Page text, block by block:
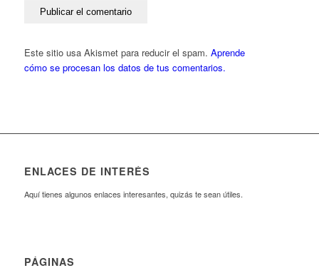
Este sitio usa Akismet para reducir el spam. Aprende
cómo se procesan los datos de tus comentarios.
ENLACES DE INTERÉS
Aquí tienes algunos enlaces interesantes, quizás te sean útiles.
PÁGINAS